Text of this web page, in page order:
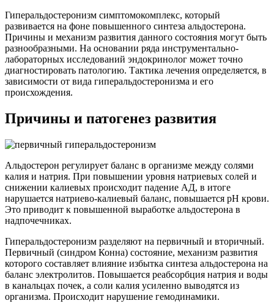
Гиперальдостеронизм симптомокомплекс, который
развивается на фоне повышенного синтеза альдостерона.
Причины и механизм развития данного состояния могут быть
разнообразными. На основании ряда инструментально-
лабораторных исследований эндокринолог может точно
диагностировать патологию. Тактика лечения определяется, в
зависимости от вида гиперальдостеронизма и его
происхождения.
Причины и патогенез развития
Альдостерон регулирует баланс в организме между солями
калия и натрия. При повышении уровня натриевых солей и
снижении калиевых происходит падение АД, в итоге
нарушается натриево-калиевый баланс, повышается рН крови.
Это приводит к повышенной выработке альдостерона в
надпочечниках.
Гиперальдостеронизм разделяют на первичный и вторичный.
Первичный (синдром Конна) состояние, механизм развития
которого составляет влияние избытка синтеза альдостерона на
баланс электролитов. Повышается реабсорбция натрия и воды
в канальцах почек, а соли калия усиленно выводятся из
организма. Происходит нарушение гемодинамики.